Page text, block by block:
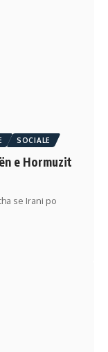
SOCIALE
e Hormuzit
se Irani po